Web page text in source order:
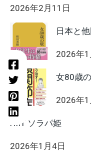
2026年2月11日
日本と
2026年1
女80歳
2026年1
HIIT ソラパ姫
2026年1月4日